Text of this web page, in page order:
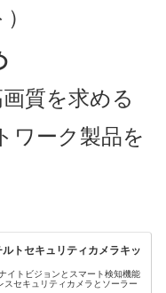
質を求める
ワーク製品を
トセキュリティカメラキッ
イトビジョンとスマート検知機能
スセキュリティカメラとソーラー